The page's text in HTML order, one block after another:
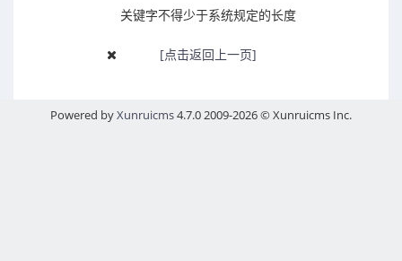
关键字不得少于系统规定的长度
[点击返回上一页]
Powered byXunruicms4.7.0 2009-2026 © Xunruicms Inc.